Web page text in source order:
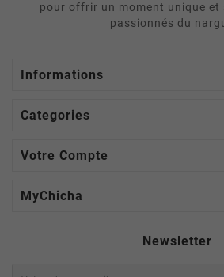
pour offrir un moment unique
passionnés du
Informations
Categories
Votre Compte
MyChicha
Newsletter